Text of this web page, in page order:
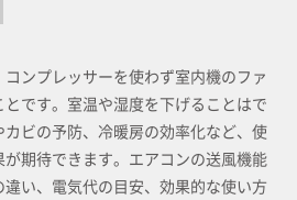
ンプレッサーを使わず室内機のファ
です。室温や湿度を下げることはで
ビの予防、冷暖房の効率化など、使
期待できます。エアコンの送風機能
い、電気代の目安、効果的な使い方